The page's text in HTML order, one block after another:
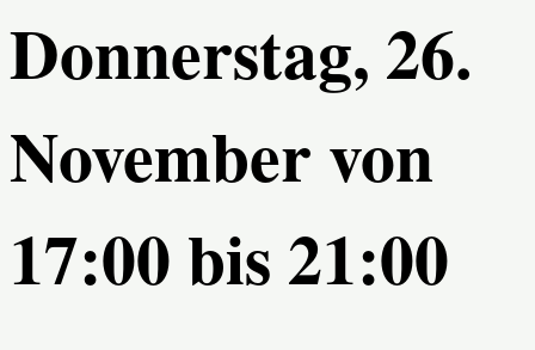
Donnerstag, 26.
November von
17:00bis21:00